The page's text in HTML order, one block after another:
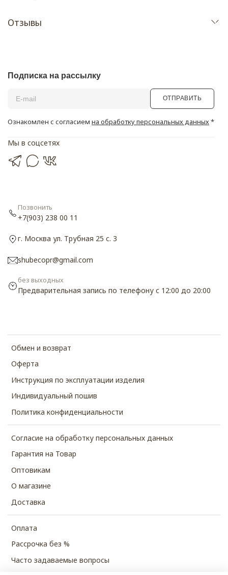
Отзывы
Подписка на рассылку
ОТПРАВИТЬ
Ознакомлен с согласием на обработку персональных данных*
Мы в соцсетях
Обмен и возврат
Оферта
Инструкция по эксплуатации изделия
Индивидуальный пошив
Политика конфиденциальности
Согласие на обработку персональных данных
Гарантия на Товар
Оптовикам
О магазине
Доставка
Оплата
Рассрочка без %
Часто задаваемые вопросы
Позвонить
+7(903) 238 00 11
г. Москва ул. Трубная 25 с. 3
shubecopr@gmail.com
без выходных
Предварительная запись по телефону с 12:00 до 20:00